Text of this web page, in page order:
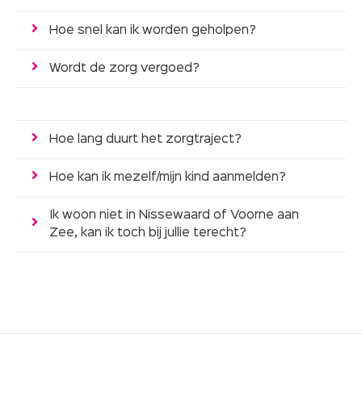
Hoe snel kan ik worden geholpen?
Wordt de zorg vergoed?
Hoe lang duurt het zorgtraject?
Hoe kan ik mezelf/mijn kind aanmelden?
Ik woon niet in Nissewaard of Voorne aan
Zee, kan ik toch bij jullie terecht?